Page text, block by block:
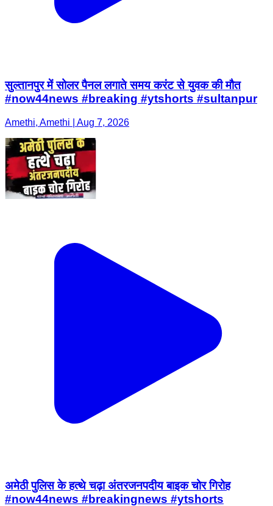
सुल्तानपुर में सोलर पैनल लगाते समय करंट से युवक की मौत
#now44news #breaking #ytshorts #sultanpur
Amethi, Amethi | Aug 7, 2026
अमेठी पुलिस के हत्थे चढ़ा अंतरजनपदीय बाइक चोर गिरोह
#now44news #breakingnews #ytshorts